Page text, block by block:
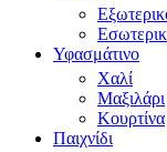
Υφασμάτινο
Χαλί
Μαξιλάρι
Κουρτίνα
Παιχνίδι